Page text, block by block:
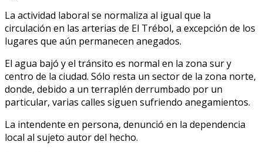
La actividad laboral se normaliza al igual que la
circulación en las arterias de El Trébol, a excepción de los
lugares que aún permanecen anegados.
El agua bajó y el tránsito es normal en la zona sur y
centro de la ciudad. Sólo resta un sector de la zona norte,
donde, debido a un terraplén derrumbado por un
particular, varias calles siguen sufriendo anegamientos.
La intendente en persona, denunció en la dependencia
local al sujeto autor del hecho.